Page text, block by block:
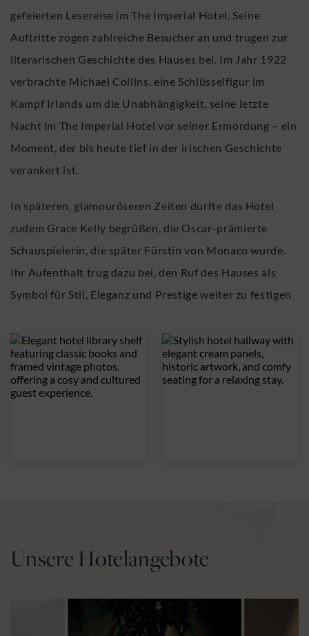
gefeierten Lesereise im The Imperial Hotel. Seine
Auftritte zogen zahlreiche Besucher an und trugen zur
literarischen Geschichte des Hauses bei. Im Jahr 1922
verbrachte Michael Collins, eine Schlüsselfigur im
Kampf Irlands um die Unabhängigkeit, seine letzte
Nacht im The Imperial Hotel vor seiner Ermordung – ein
Moment, der bis heute tief in der irischen Geschichte
verankert ist.
In späteren, glamouröseren Zeiten durfte das Hotel
zudem Grace Kelly begrüßen, die Oscar-prämierte
Schauspielerin, die später Fürstin von Monaco wurde.
Ihr Aufenthalt trug dazu bei, den Ruf des Hauses als
Symbol für Stil, Eleganz und Prestige weiter zu festigen
Unsere Hotelangebote